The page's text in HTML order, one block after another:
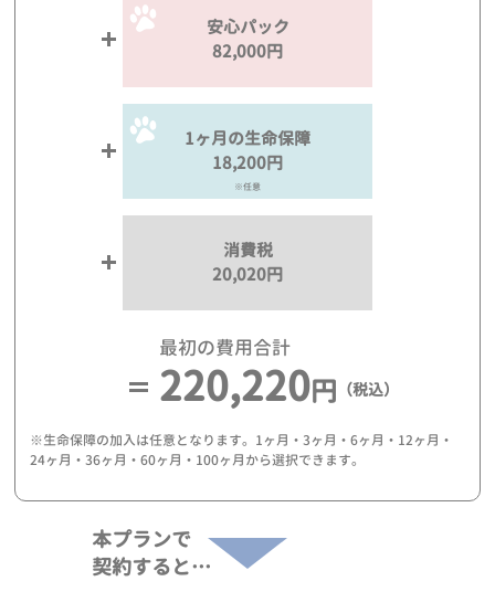
安心パック
82,000円
1ヶ月の生命保障
18,200円
※任意
消費税
20,020円
最初の費用合計
220,220円 （税込）
※生命保障の加入は任意となります。1ヶ月・3ヶ月・6ヶ月・12ヶ月・
24ヶ月・36ヶ月・60ヶ月・100ヶ月から選択できます。
本プランで
契約すると…